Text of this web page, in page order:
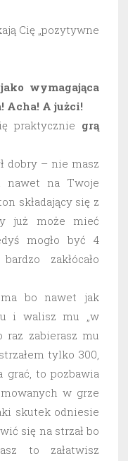
Cię „pozytywne
wymagająca
Acha! A jużci!
praktycznie grą
dobry – nie masz
nawet na Twoje
składający się z
już może mieć
mogło być 4
zakłócało
bo nawet jak
i walisz mu „w
raz zabierasz mu
tylko 300,
to pozbawia
w grze
skutek odniesie
się na strzał bo
to załatwisz